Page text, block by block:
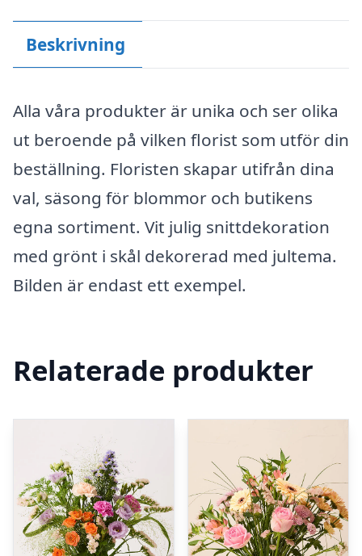
Beskrivning
Alla våra produkter är unika och ser olika
ut beroende på vilken florist som utför din
beställning. Floristen skapar utifrån dina
val, säsong för blommor och butikens
egna sortiment. Vit julig snittdekoration
med grönt i skål dekorerad med jultema.
Bilden är endast ett exempel.
Relaterade produkter